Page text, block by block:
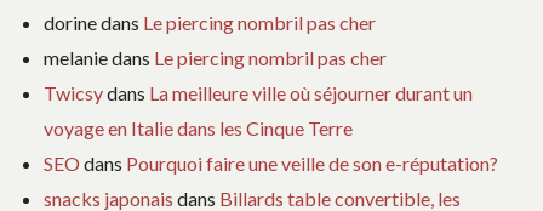
dorinedans Le piercing nombril pas cher
melaniedans Le piercing nombril pas cher
Twicsydans La meilleure ville où séjourner durant un
voyage en Italie dans les Cinque Terre
SEO dans Pourquoi faire une veille de son e-réputation?
snacks japonais dans Billards table convertible, les